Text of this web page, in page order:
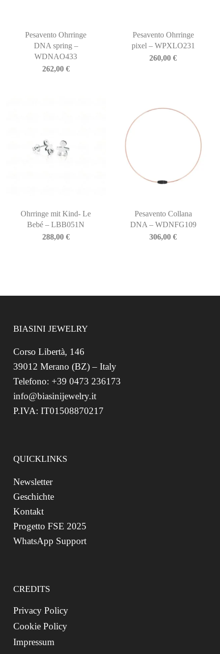
Pesavento Ohrringe
DNA spring –
WDNAO433
262,00 €
Pesavento Ohrringe
pixel – WPXLO231
260,00€
Ohrringe mit Kind- Le
Bebé – LBB051N
288,00 €
Pesavento Collana
DNA – WDNFG109
306,00€
BIASINI JEWELRY
Corso Libertà, 146
39012 Merano (BZ) – Italy
Telefono: +39 0473 236173
info@biasinijewelry.it
P.IVA: IT01508870217
QUICKLINKS
Newsletter
Geschichte
Kontakt
Progetto FSE 2025
WhatsApp Support
CREDITS
Privacy Policy
Cookie Policy
Impressum